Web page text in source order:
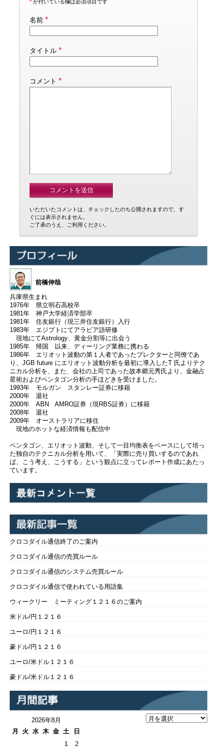
* が付いている欄は必須項目です
名前 *
タイトル *
コメント *
いただいたコメントは、チェックしたのち公開されますので、す
ぐには表示されません。
ご了承のうえ、ご利用ください。
前橋伸哉
兵庫県生まれ
1976年 県立明石高校卒
1981年 神戸大学経済学部卒
1981年 住友銀行（現三井住友銀行）入行
1983年 エジプトにてアラビア語研修
現地にてAstrology、黄金分割等に出会う
1985年 帰国 以来、ディーリング業務に携わる
1986年 エリオット波動の第１人者であったプレクターと同僚であ
り、JGB future にエリオット波動分析を最初に導入したT 氏よりテク
ニカル分析を、また、会社の上司であった故本郷元秀氏より、金融占
星術およびペンタゴン分析の手ほどきを受けました。
1993年 モルガン スタンレー証券に移籍
2000年 退社
2000年 ABN AMRO証券（現RBS証券）に移籍
2008年 退社
2009年 オーストラリアに移住
現地のホットな経済情報も配信中
ペンタゴン、エリオット波動、そして一目均衡表をベースにして培っ
た独自のテクニカル分析を用いて、「実際に売り買いするのであれ
ば、こう考え、こうする」という観点に立ってレポート作成にあたっ
ています。
クロコダイル通信終了のご案内
クロコダイル通信の売買ルール
クロコダイル通信のシステム売買ルール
クロコダイル通信で使われている用語集
ウィークリー ミーティング１２１６のご案内
米ドル/円１２１６
ユーロ/円１２１６
豪ドル/円１２１６
ユーロ/米ドル１２１６
豪ドル/米ドル１２１６
2026年8月
月
火 水 木 金 土 日
1
2